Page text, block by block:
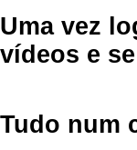
Uma vez
vídeos e
Tudo num